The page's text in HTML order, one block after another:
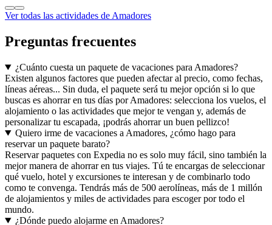
Ver todas las actividades de Amadores
Preguntas frecuentes
¿Cuánto cuesta un paquete de vacaciones para Amadores?
Existen algunos factores que pueden afectar al precio, como fechas,
líneas aéreas... Sin duda, el paquete será tu mejor opción si lo que
buscas es ahorrar en tus días por Amadores: selecciona los vuelos, el
alojamiento o las actividades que mejor te vengan y, además de
personalizar tu escapada, ¡podrás ahorrar un buen pellizco!
Quiero irme de vacaciones a Amadores, ¿cómo hago para
reservar un paquete barato?
Reservar paquetes con Expedia no es solo muy fácil, sino también la
mejor manera de ahorrar en tus viajes. Tú te encargas de seleccionar
qué vuelo, hotel y excursiones te interesan y de combinarlo todo
como te convenga. Tendrás más de 500 aerolíneas, más de 1 millón
de alojamientos y miles de actividades para escoger por todo el
mundo.
¿Dónde puedo alojarme en Amadores?